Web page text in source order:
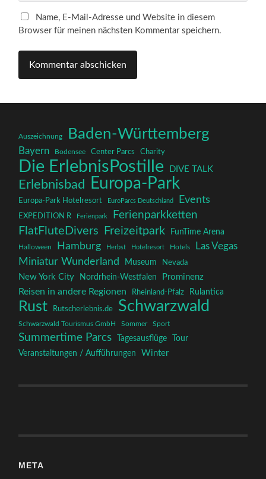
Name, E-Mail-Adresse und Website in diesem
Browser für meinen nächsten Kommentar speichern.
Auszeichnung Baden-Württemberg
Bayern Bodensee Center Parcs Charity
Die ErlebnisPostille DIVE TALK
Erlebnisbad Europa-Park
Europa-Park Hotelresort EuroParcs Deutschland Events
EXPEDITION R Ferienpark Ferienparkketten
FlatFluteDivers Freizeitpark FunTime Arena
Halloween Hamburg Herbst Hotelresort Hotels
Las Vegas
Miniatur Wunderland
Museum Nevada
New York City Nordrhein-Westfalen Prominenz
Reisen in andere Regionen Rheinland-Pfalz Rulantica
Rust Rutscherlebnis.de Schwarzwald
Schwarzwald Tourismus GmbH Sommer Sport
Summertime Parcs Tagesausflüge
Tour
Veranstaltungen / Aufführungen
Winter
META